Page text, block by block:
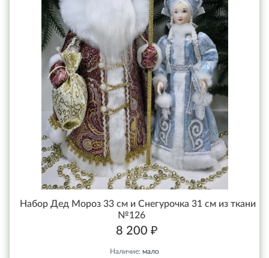
Набор Дед Мороз 33 см и Снегурочка 31 см из ткани
№126
8 200 ₽
Наличие: мало